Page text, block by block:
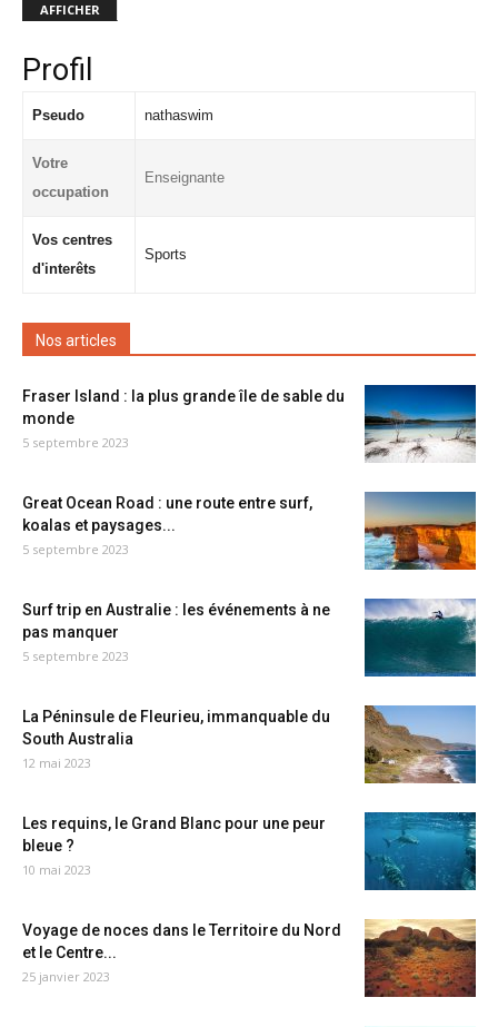
AFFICHER
Profil
Pseudo nathaswim
Votre
occupation
Enseignante
Vos centres
d'interêts
Sports
Nos articles
Fraser Island : la plus grande île de sable du
monde
5 septembre 2023
Great Ocean Road : une route entre surf,
koalas et paysages...
5 septembre 2023
Surf trip en Australie : les événements à ne
pas manquer
5 septembre 2023
La Péninsule de Fleurieu, immanquable du
South Australia
12 mai 2023
Les requins, le Grand Blanc pour une peur
bleue ?
10 mai 2023
Voyage de noces dans le Territoire du Nord
et le Centre...
25 janvier 2023